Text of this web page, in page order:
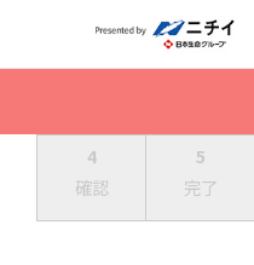
4
確認
5
完了